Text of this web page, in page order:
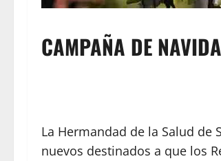
CAMPAÑA DE
La Hermandad de la Salud de
nuevos destinados a que los